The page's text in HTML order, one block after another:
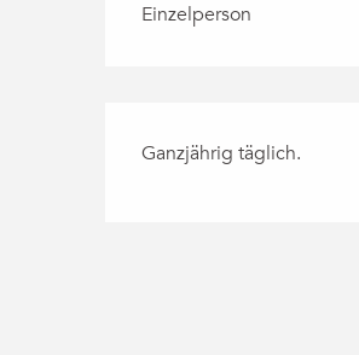
Einzelperson
Ganzjährig täglich.